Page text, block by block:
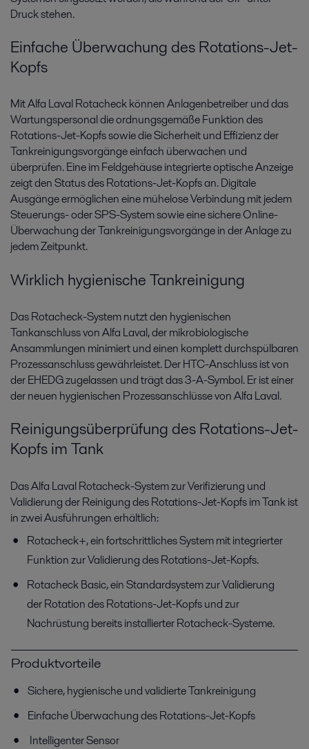
Druck stehen.
Einfache Überwachung des Rotations-Jet-
Kopfs
Mit Alfa Laval Rotacheck können Anlagenbetreiber und das
Wartungspersonal die ordnungsgemäße Funktion des
Rotations-Jet-Kopfs sowie die Sicherheit und Effizienz der
Tankreinigungsvorgänge einfach überwachen und
überprüfen. Eine im Feldgehäuse integrierte optische Anzeige
zeigt den Status des Rotations-Jet-Kopfs an. Digitale
Ausgänge ermöglichen eine mühelose Verbindung mit jedem
Steuerungs- oder SPS-System sowie eine sichere Online-
Überwachung der Tankreinigungsvorgänge in der Anlage zu
jedem Zeitpunkt.
Wirklich hygienische Tankreinigung
Das Rotacheck-System nutzt den hygienischen
Tankanschluss von Alfa Laval, der mikrobiologische
Ansammlungen minimiert und einen komplett durchspülbaren
Prozessanschluss gewährleistet. Der HTC-Anschluss ist von
der EHEDG zugelassen und trägt das 3-A-Symbol. Er ist einer
der neuen hygienischen Prozessanschlüsse von Alfa Laval.
Reinigungsüberprüfung des Rotations-Jet-
Kopfs im Tank
Das Alfa Laval Rotacheck-System zur Verifizierung und
Validierung der Reinigung des Rotations-Jet-Kopfs im Tank ist
in zwei Ausführungen erhältlich:
Rotacheck+, ein fortschrittliches System mit integrierter
Funktion zur Validierung des Rotations-Jet-Kopfs.
Rotacheck Basic, ein Standardsystem zur Validierung
der Rotation des Rotations-Jet-Kopfs und zur
Nachrüstung bereits installierter Rotacheck-Systeme.
Produktvorteile
Sichere, hygienische und validierte Tankreinigung
Einfache Überwachung des Rotations-Jet-Kopfs
Intelligenter Sensor